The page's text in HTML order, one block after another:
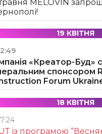
MÉLOVIN
19 КВІТНЯ
«Креатор-Буд»
спонсором
Forum
18 КВІТНЯ
із програмою